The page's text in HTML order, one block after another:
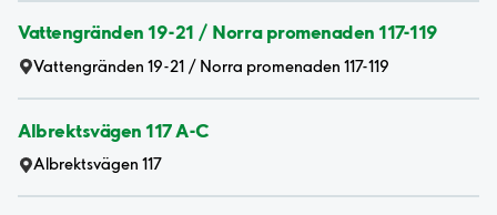
Vattengränden 19-21 / Norra promenaden 117-119
Vattengränden 19-21 / Norra promenaden 117-119
Albrektsvägen 117 A-C
Albrektsvägen 117